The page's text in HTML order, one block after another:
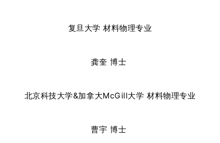
复旦大学 材料物理专业
龚奎 博士
北京科技大学&加拿大McGill大学 材料物理专业
曹宇 博士